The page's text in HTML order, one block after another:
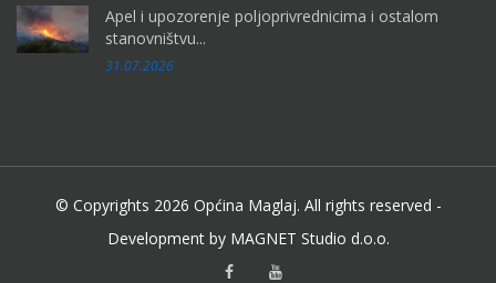
Apel i upozorenje poljoprivrednicima i ostalom
stanovništvu...
31.07.2026
© Copyrights 2026 Općina Maglaj. All rights reserved -
Development by MAGNET Studio d.o.o.